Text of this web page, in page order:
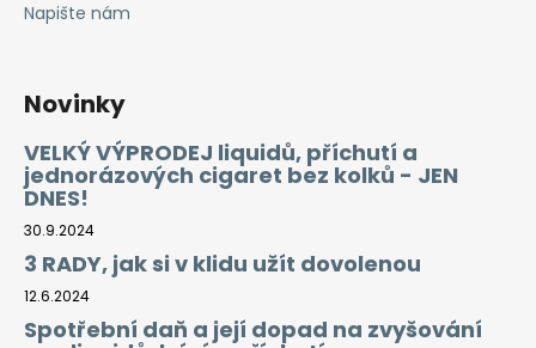
Napište nám
Novinky
VELKÝ VÝPRODEJ liquidů, příchutí a
jednorázových cigaret bez kolků - JEN
DNES!
30.9.2024
3 RADY, jak si v klidu užít dovolenou
12.6.2024
Spotřební daň a její dopad na zvyšování